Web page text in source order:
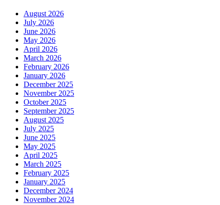
August 2026
July 2026
June 2026
May 2026
April 2026
March 2026
February 2026
January 2026
December 2025
November 2025
October 2025
September 2025
August 2025
July 2025
June 2025
May 2025
April 2025
March 2025
February 2025
January 2025
December 2024
November 2024